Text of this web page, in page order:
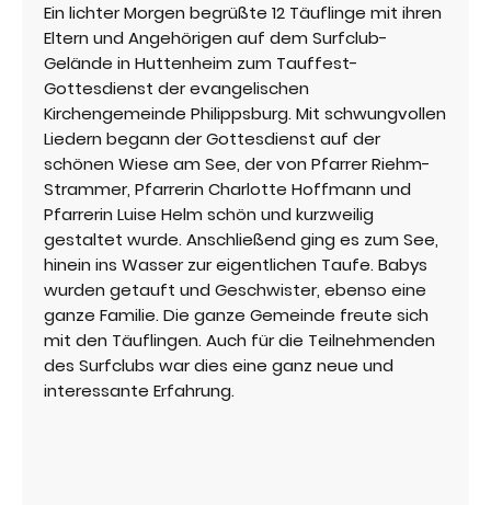
Ein lichter Morgen begrüßte 12 Täuflinge mit ihren
Eltern und Angehörigen auf dem Surfclub-
Gelände in Huttenheim zum Tauffest-
Gottesdienst der evangelischen
Kirchengemeinde Philippsburg. Mit schwungvollen
Liedern begann der Gottesdienst auf der
schönen Wiese am See, der von Pfarrer Riehm-
Strammer, Pfarrerin Charlotte Hoffmann und
Pfarrerin Luise Helm schön und kurzweilig
gestaltet wurde. Anschließend ging es zum See,
hinein ins Wasser zur eigentlichen Taufe. Babys
wurden getauft und Geschwister, ebenso eine
ganze Familie. Die ganze Gemeinde freute sich
mit den Täuflingen. Auch für die Teilnehmenden
des Surfclubs war dies eine ganz neue und
interessante Erfahrung.